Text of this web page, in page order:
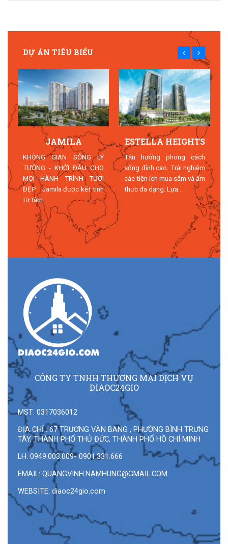
DỰ ÁN TIÊU BIỂU
JAMILA
KHÔNG GIAN SỐNG LÝ
TƯỞNG - KHỞI ĐẦU CHO
MỌI HÀNH TRÌNH TƯƠI
ĐẸP Jamila được kết tinh
từ tâm...
ESTELLA HEIGHTS
Tận hưởng phong cách
sống đỉnh cao. Trải nghiệm
các tiện ích mua sắm và ẩm
thực đa dạng. Lựa...
CÔNG TY TNHH THƯƠNG MẠI DỊCH VỤ
DIAOC24GIO
MST: 0317036012
ĐỊA CHỈ : 67 TRƯƠNG VĂN BANG , PHƯỜNG BÌNH TRƯNG
TÂY, THÀNH PHỐ THỦ ĐỨC, THÀNH PHỐ HỒ CHÍ MINH
LH: 0949.003.009- 0901.331.666
EMAIL: QUANGVINH.NAMHUNG@GMAIL.COM
WEBSITE: diaoc24gio.com